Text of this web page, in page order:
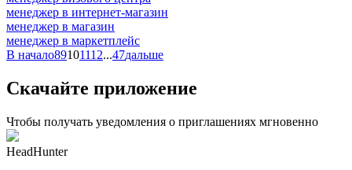
менеджер в интернет-магазин
менеджер в магазин
менеджер в маркетплейс
В начало89101112...47дальше
Скачайте приложение
Чтобы получать уведомления о приглашениях мгновенно
HeadHunter